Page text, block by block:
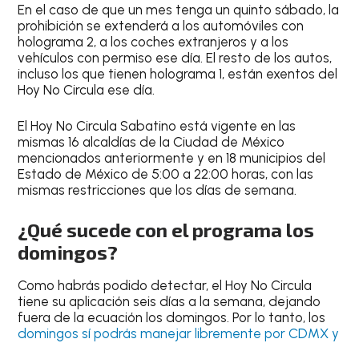
En el caso de que un mes tenga un quinto sábado, la
prohibición se extenderá a los automóviles con
holograma 2, a los coches extranjeros y a los
vehículos con permiso ese día. El resto de los autos,
incluso los que tienen holograma 1, están exentos del
Hoy No Circula ese día.
ElHoy No Circula Sabatino está vigente en las
mismas 16 alcaldías de la Ciudad de México
mencionados anteriormente y en 18 municipios del
Estado de México de 5:00 a 22:00 horas, con las
mismas restricciones que los días de semana.
¿Qué sucede con el programa los
domingos?
Como habrás podido detectar, el Hoy No Circula
tiene su aplicación seis días a la semana, dejando
fuera de la ecuación los domingos. Por lo tanto,los
domingos sí podrás manejar libremente por CDMX y